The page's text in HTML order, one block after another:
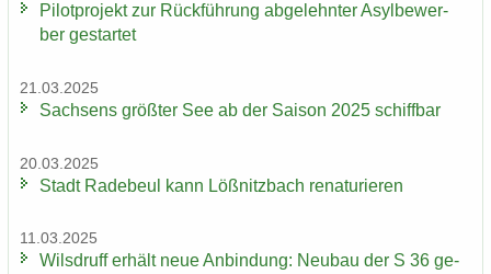
Pi­lot­pro­jekt zur Rück­füh­rung ab­ge­lehn­ter Asyl­be­wer­
ber ge­star­tet
21.03.2025
Sach­sens größ­ter See ab der Sai­son 2025 schiff­bar
20.03.2025
Stadt Ra­de­beul kann Löß­nitz­bach re­na­tu­rie­ren
11.03.2025
Wilsd­ruff er­hält neue An­bin­dung: Neu­bau der S 36 ge­